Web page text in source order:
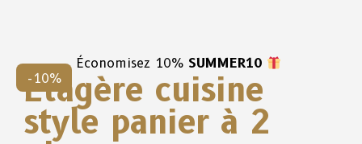
-10%
Économisez 10% SUMMER10
Étagère cuisine
style panier à 2